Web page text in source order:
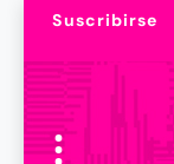
Suscribirse